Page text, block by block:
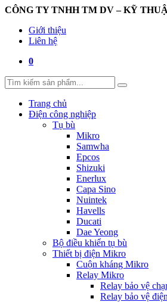
CÔNG TY TNHH TM DV – KỸ
Giới thiệu
Liên hệ
0
Trang chủ
Điện công nghiệp
Tụ bù
Mikro
Samwha
Epcos
Shizuki
Enerlux
Capa Sino
Nuintek
Havells
Ducati
Dae Yeong
Bộ điều khiển tụ bù
Thiết bị điện Mikro
Cuộn kháng Mikro
Relay Mikro
Relay bảo vệ
Relay bảo vệ